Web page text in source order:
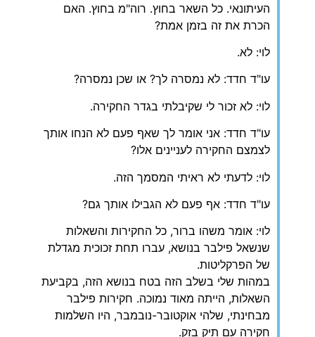
העיתונאי. כל השאר בחוץ. רוה"מ בחוץ. האם
הכרת את זה בזמן אמת?
לוי: לא.
עו"ד חדד: לא נמסרה לך? או שכן נמסרה?
לוי: לא זכור לי שקיבלתי בגדר החקירה.
עו"ד חדד: אני אומר לך שאף פעם לא הנחו אותך
לצמצם החקירה לעניינים אלו?
לוי: לדעתי לא ראיתי המסמך הזה.
עו"ד חדד: אף פעם לא הגבילו אותך גם?
לוי: אומר משהו ברור, כל החקירות והשאלות
שנשאל פילבר בנושא, עברו תחת זכוכית מגדלת
של הפרקליטות.
במהות שלי בשלב הזה בטח בנושא הזה, בקביעת
השאלות, הייתה מאוד נמוכה. חקירות פילבר
מבחינתי, שלהי אוקטובר-נובמבר, היו השלמות
חקירה עם תיק בזק.